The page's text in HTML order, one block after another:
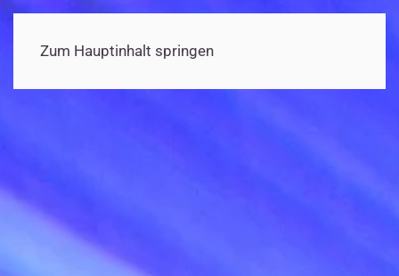
Zum Hauptinhalt springen